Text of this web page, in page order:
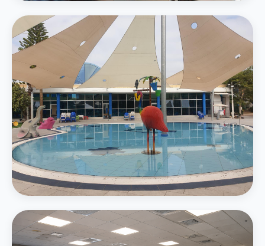
4 מגלשות מים — סלאלום, קאמיקזה ואבובים
בריכת משפחה